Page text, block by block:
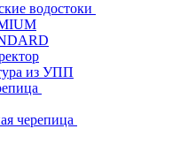
водостоки
из УПП
черепица